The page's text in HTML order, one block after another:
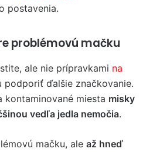
postavenia.
problémovú mačku
ale nie prípravkami na
podporiť ďalšie značkovanie.
kontaminované miesta misky
vedľa jedla nemočia.
mačku, ale až hneď